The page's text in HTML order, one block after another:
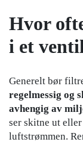
Hvor
i et
Generelt bør
regelmessig og
avhengig av
ser skitne ut
luftstrømmen.